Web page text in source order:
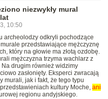
niezwykły mural
10:50
archeolodzy odkryli pochodzące
przedstawiające mężczyznę
który na głowie ma złotą ozdobę.
mężczyzna trzyma wachlarz z
drugim również widzimy
zasłonięty. Eksperci zwracają
murali, jak i fakt, że tego typu
kultury Moche, ani
regionu andyjskiego.